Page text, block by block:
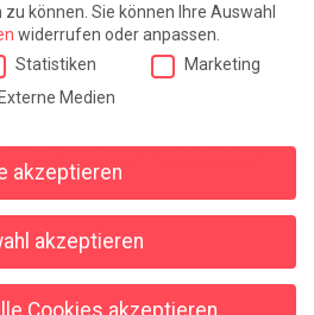
und Ungereimtes Geschichte
können. Sie können Ihre Auswahl
widerrufen oder anpassen.
Statistiken
Marketing
Externe Medien
akzeptieren
akzeptieren